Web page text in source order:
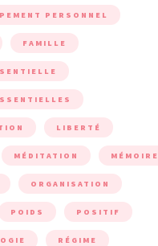
PERSONNEL
FAMILLE
LIBERTÉ
MÉDITATION MÉMOIRE
ORGANISATION
POIDS POSITIF
RÉGIME